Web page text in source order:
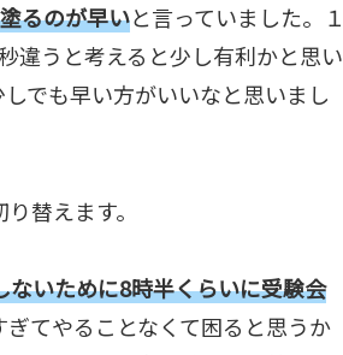
るのが早いと言っていました。１
違うと考えると少し有利かと思い
でも早い方がいいなと思いまし
替えます。
ないために8時半くらいに受験会
ぎてやることなくて困ると思うか